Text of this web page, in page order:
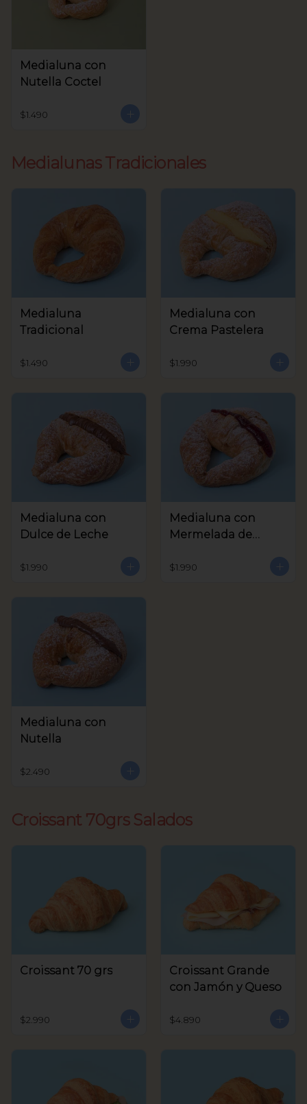
Medialuna con
Nutella Coctel
$1.490
Medialunas Tradicionales
Medialuna
Tradicional
$1.490
Medialuna con
Crema Pastelera
$1.990
Medialuna con
Dulce de Leche
$1.990
Medialuna con
Mermelada de
$1.990
Medialuna con
Nutella
$2.490
Croissant 70grs Salados
Croissant 70 grs
$2.990
Croissant Grande
con Jamón y Queso
$4.890